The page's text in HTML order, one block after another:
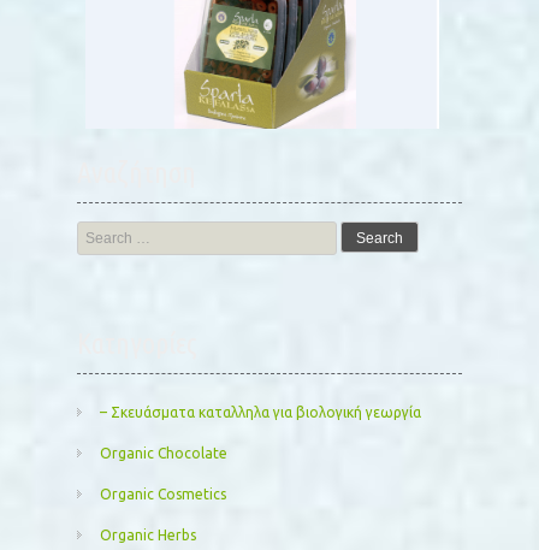
Search
for:
– Σκευάσματα καταλληλα για βιολογική γεωργία
Organic Chocolate
Organic Cosmetics
Organic Herbs